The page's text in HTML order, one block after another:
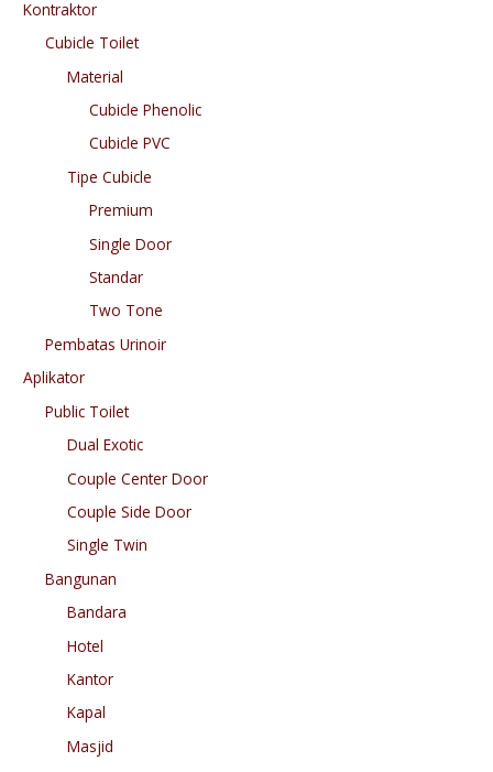
Kontraktor
Cubicle Toilet
Material
Cubicle Phenolic
Cubicle PVC
Tipe Cubicle
Premium
Single Door
Standar
Two Tone
Pembatas Urinoir
Aplikator
Public Toilet
Dual Exotic
Couple Center Door
Couple Side Door
Single Twin
Bangunan
Bandara
Hotel
Kantor
Kapal
Masjid